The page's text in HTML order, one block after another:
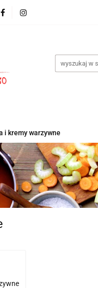
Nowości
Przepisy
i kremy warzywne